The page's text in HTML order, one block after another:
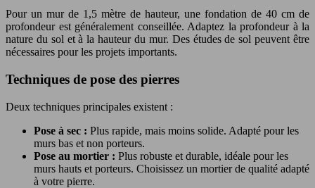
Pour un mur de 1,5 mètre de hauteur, une fondation de 40 cm de
profondeur est généralement conseillée. Adaptez la profondeur à la
nature du sol et à la hauteur du mur. Des études de sol peuvent être
nécessaires pour les projets importants.
Techniques de pose des pierres
Deux techniques principales existent :
Pose à sec : Plus rapide, mais moins solide. Adapté pour les
murs bas et non porteurs.
Pose au mortier : Plus robuste et durable, idéale pour les
murs hauts et porteurs. Choisissez un mortier de qualité adapté
à votre pierre.